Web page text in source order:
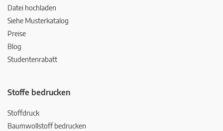
Datei hochladen
Siehe Musterkatalog
Preise
Blog
Studentenrabatt
Stoffe bedrucken
Stoffdruck
Baumwollstoff bedrucken